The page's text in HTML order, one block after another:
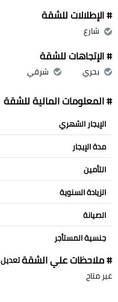
# الإطلالات للشقة
شارع
# الإتجاهات للشقة
بحري شرقي
# المعلومات المالية للشقة
الإيجار الشهري
مدة الإيجار
التأمين
الزيادة السنوية
الصيانة
جنسية المستأجر
# ملاحظات علي الشقةتعديل
غير متاح